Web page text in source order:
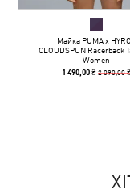
Майка PUMA x
CLOUDSPUN Racerback
Women
1 490,00 ₴2 090,00 ₴